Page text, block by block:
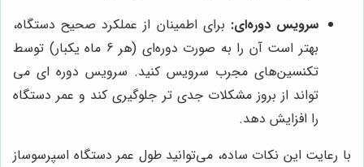
سرویس دوره‌ای: برای اطمینان از عملکرد صحیح دستگاه،
بهتر است آن را به صورت دوره‌ای (هر 6 ماه یکبار) توسط
تکنسین‌های مجرب سرویس کنید. سرویس دوره ای می
تواند از بروز مشکلات جدی تر جلوگیری کند و عمر دستگاه
را افزایش دهد.
با رعایت این نکات ساده، می‌توانید طول عمر دستگاه اسپرسوساز